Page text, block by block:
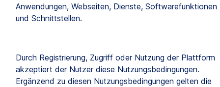
Anwendungen, Webseiten, Dienste, Softwarefunktionen
und Schnittstellen.
Durch Registrierung, Zugriff oder Nutzung der Plattform
akzeptiert der Nutzer diese Nutzungsbedingungen.